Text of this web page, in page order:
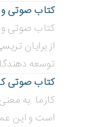
کتاب صوتی و PDF قدرت جذبه از برایان تریسی
از برایان
توسعه
کتاب صوتی
کارما به
است و این